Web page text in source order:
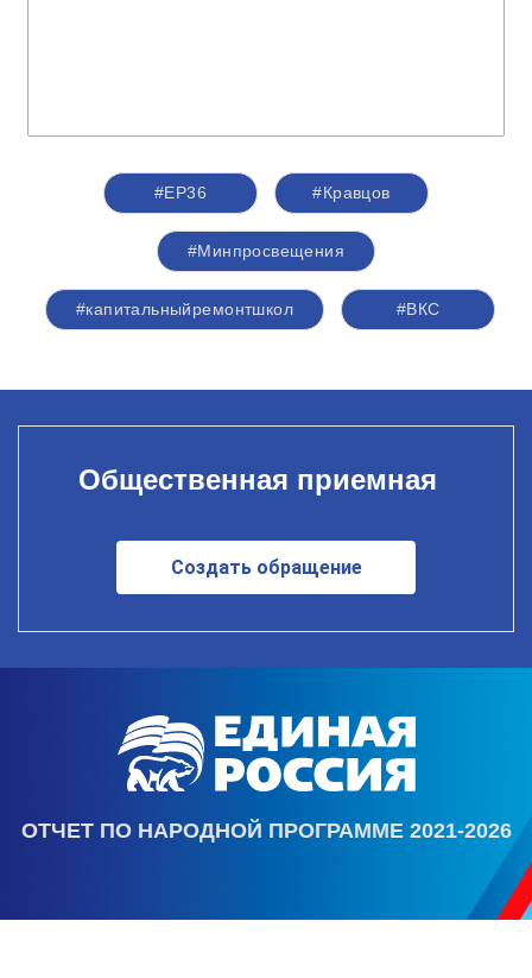
#ЕР36 #Кравцов
#Минпросвещения
#капитальныйремонтшкол #ВКС
Общественная приемная
Создать обращение
ОТЧЕТ ПО НАРОДНОЙ ПРОГРАММЕ 2021-2026